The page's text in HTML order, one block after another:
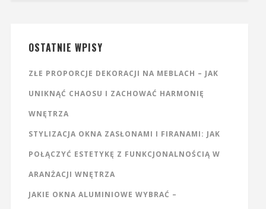
OSTATNIE WPISY
ZŁE PROPORCJE DEKORACJI NA MEBLACH – JAK
UNIKNĄĆ CHAOSU I ZACHOWAĆ HARMONIĘ
WNĘTRZA
STYLIZACJA OKNA ZASŁONAMI I FIRANAMI: JAK
POŁĄCZYĆ ESTETYKĘ Z FUNKCJONALNOŚCIĄ W
ARANŻACJI WNĘTRZA
JAKIE OKNA ALUMINIOWE WYBRAĆ –